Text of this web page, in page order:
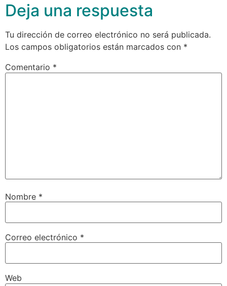
Deja una respuesta
Tu dirección de correo electrónico no será publicada.
Los campos obligatorios están marcados con *
Comentario *
Nombre *
Correo electrónico *
Web